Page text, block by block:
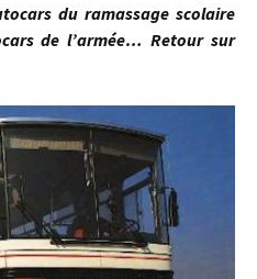
du ramassage scolaire
de l’armée… Retour sur